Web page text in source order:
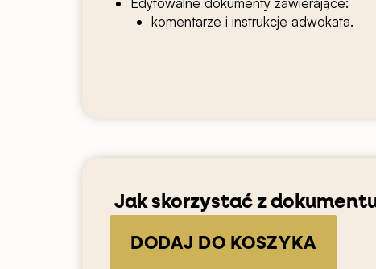
komentarze i instrukcje adwokata.
Jak skorzystać z
Umowa
DODAJ DO KOSZYKA